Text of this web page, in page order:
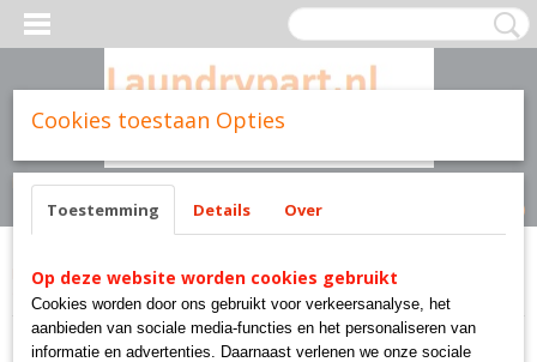
Inloggen Registreren
(0)
Home >Onderdelen>ONDERDELEN DROGERS>70483201p
ontstekingsunit droger 24volt
Cookies toestaan Opties
Toestemming Details Over
Op deze website worden cookies gebruikt
Cookies worden door ons gebruikt voor verkeersanalyse, het
aanbieden van sociale media-functies en het personaliseren van
informatie en advertenties. Daarnaast verlenen we onze sociale